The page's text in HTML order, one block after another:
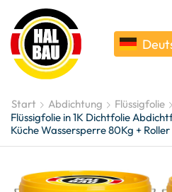
Start Abdichtung
Flüssigfolie
Flüssigfolie in 1K Dichtfolie
Küche Wassersperre 80Kg +